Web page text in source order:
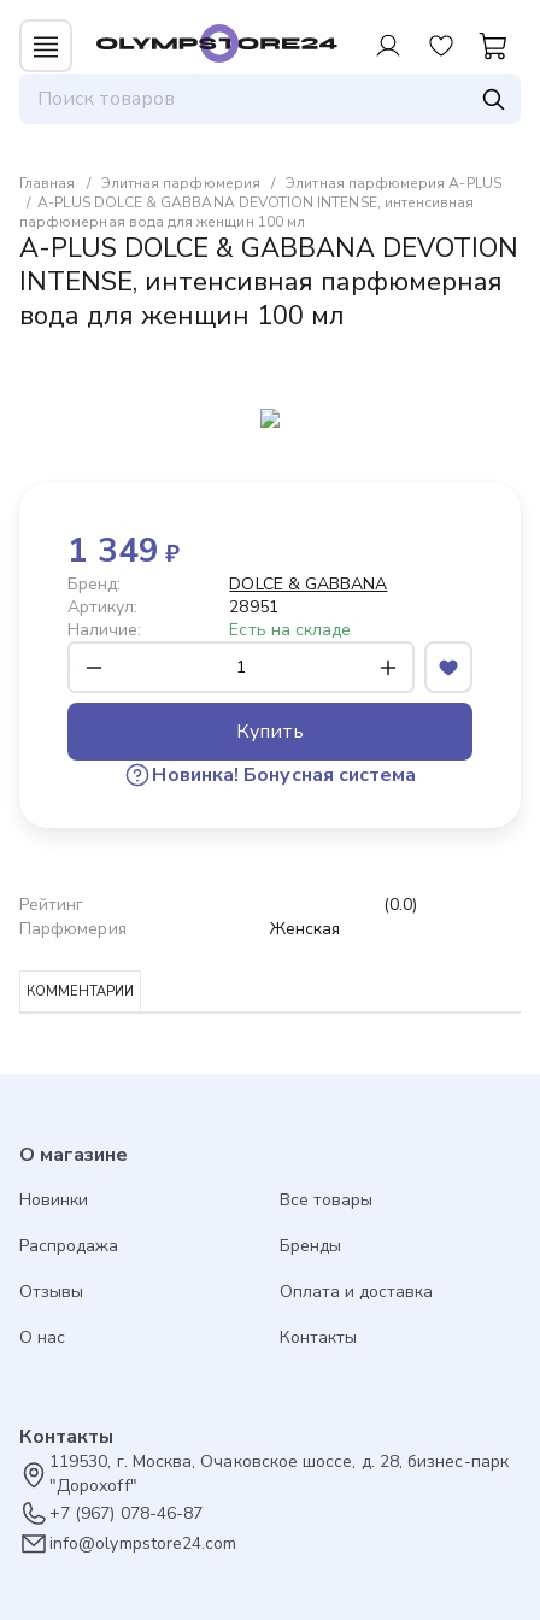
Главная Элитная парфюмерия
Элитная парфюмерия A-PLUS
A-PLUS DOLCE & GABBANA DEVOTION INTENSE, интенсивная
парфюмерная вода для женщин 100 мл
A-PLUS DOLCE & GABBANA DEVOTION
INTENSE, интенсивная парфюмерная
вода для женщин 100 мл
Рейтинг
(0.0)
Парфюмерия
Женская
1 349 ₽
Бренд:
DOLCE & GABBANA
Артикул:
28951
Наличие:
Есть на складе
Купить
Для авторизованных пользователей
предоставляется 1 бонус за 100 руб. от
оплатить до 30% заказа.
Новинка! Бонусная система
КОММЕНТАРИИ
О магазине
Новинки
Все товары
Распродажа
Бренды
Отзывы
Оплата и доставка
О нас
Контакты
Контакты
119530, г. Москва, Очаковское шоссе, д. 28, бизнес-парк
"Дорохоff"
+7 (967) 078-46-87
info@olympstore24.com